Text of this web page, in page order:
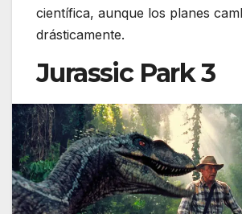
científica, aunque los planes
drásticamente.
Jurassic Park 3